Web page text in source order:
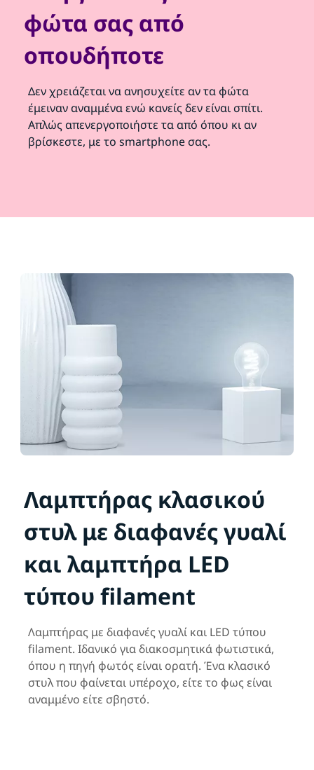
φώτα σας από
οπουδήποτε
Δεν χρειάζεται να ανησυχείτε αν τα φώτα
έμειναν αναμμένα ενώ κανείς δεν είναι σπίτι.
Απλώς απενεργοποιήστε τα από όπου κι αν
βρίσκεστε, με το smartphone σας.
Λαμπτήρας κλασικού
στυλ με διαφανές γυαλί
και λαμπτήρα LED
τύπου filament
Λαμπτήρας με διαφανές γυαλί και LED τύπου
filament. Ιδανικό για διακοσμητικά φωτιστικά,
όπου η πηγή φωτός είναι ορατή. Ένα κλασικό
στυλ που φαίνεται υπέροχο, είτε το φως είναι
αναμμένο είτε σβηστό.